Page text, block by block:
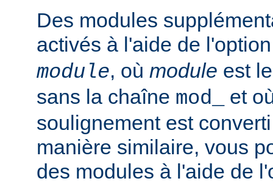
Des modules
activés à l'aide de
module, où module est
sans la chaîne mod_
et
soulignement est
manière similaire, vous
des modules à l'aide de